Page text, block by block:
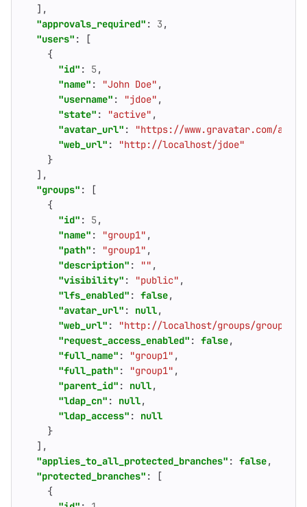
],
"approvals_required" : 3 ,
"users" :
[
{
"id" : 5,
"name" : "John Doe" ,
"username" : "jdoe" ,
"state" : "active" ,
"avatar_url" :
"https://www.gravatar.com/
"web_url" :
"http://localhost/jdoe"
}
],
"groups" :
[
{
"id" : 5,
"name" : "group1" ,
"path" : "group1" ,
"description" : "" ,
"visibility" : "public" ,
"lfs_enabled" : false,
"avatar_url" : null,
"web_url" : "http://localhost/groups/group1"
"request_access_enabled" : false,
"full_name" : "group1" ,
"full_path" : "group1" ,
"parent_id" : null,
"ldap_cn" : null,
"ldap_access" :
null
}
],
"applies_to_all_protected_branches" : false,
"protected_branches" :
[
{